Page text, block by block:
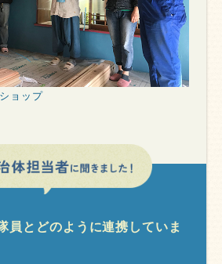
ョップ
員とどのように連携していま